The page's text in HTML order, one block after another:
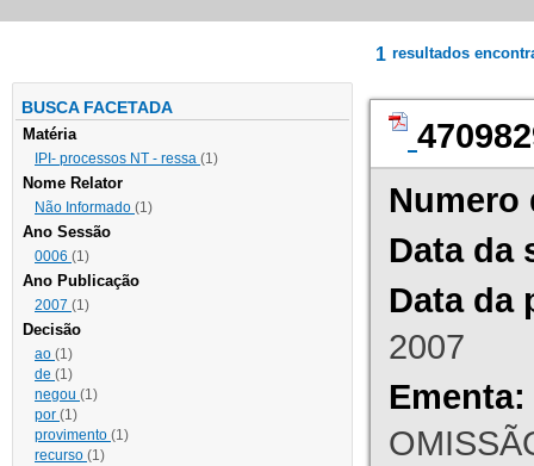
BUSCA FACETADA
Matéria
IPI- processos NT - ressa (1)
Nome Relator
Não Informado (1)
Ano Sessão
0006 (1)
Ano Publicação
2007 (1)
Decisão
ao (1)
de (1)
negou (1)
por (1)
provimento (1)
recurso (1)
1 resultados
Numero
Data da
Data da
2007
Ementa: